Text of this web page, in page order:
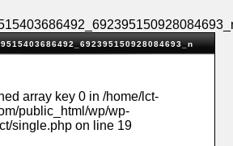
array key 0 in/home/lct-
public_html/wp/wp-
single.php on line 19